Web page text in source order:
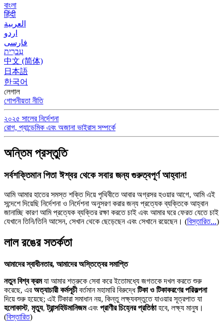
বাংলা
हिंदी
العربية
اردو
فارسی
עִברִית
中文 (简体)
日本語
한국어
লেগাল
গোপনীয়তা নীতি
২০২৫ সালের নির্দেশনা
রোগ, প্যান্ডেমিক এবং অজানা ভাইরাস সম্পর্কে
অন্তিম প্রস্তুতি
সর্বশক্তিমান পিতা ঈশ্বর থেকে সবার জন্য গুরুত্বপূর্ণ আহ্বান!
আমি আমার হাতের সমস্ত শক্তি দিয়ে পৃথিবীতে আবার অগ্রসর হওয়ার আগে, আমি এই
সন্দেশে দিয়েছি নির্দেশনা ও নির্দেশনা অনুসরণ করার জন্য প্রত্যেক ব্যক্তিকে আহ্বান
জানাচ্ছি কারণ আমি প্রত্যেক ব্যক্তির রক্ষা করতে চাই এবং আমার ঘরে ফেরত যেতে চাই
যেখানে তিনি/তিনি আসেন, সেখান থেকে ছেড়েছেন এবং সেখানে রয়েছেন। (বিস্তারিত...)
লাল রঙের সতর্কতা
আমাদের স্বাধীনতার, আমাদের অস্তিত্বের সমাপ্তি
নতুন বিশ্ব ক্রমযা আমার শত্রুকে সেবা করে ইতোমধ্যে জগতকে দখল করতে শুরু
করেছে, এরঅত্যাচারী কর্মসূচীবর্তমান মহামারি বিরুদ্ধেটিকা ও টিকাকরণের পরিকল্পনা
দিয়ে শুরু হয়েছে; এই টিকারা সমাধান নয়, কিন্তু লক্ষ্যবস্তুতে যাওয়ার সূত্রপাত যা
হলোকাস্ট, মৃত্যু,ট্রান্সহিউমানিজমএবং প্রাণীর চিহ্নের প্রতিষ্ঠাহবে, লক্ষ্য মানুষ।
(বিস্তারিত)